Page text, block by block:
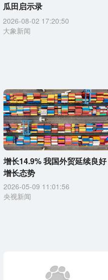
瓜田启示录
2026-08-02 17:20:50
大象新闻
增长14.9% 我国外贸延续良好
增长态势
2026-05-09 11:01:56
央视新闻